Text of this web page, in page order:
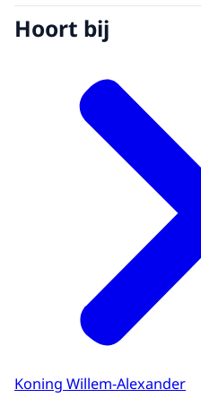
Hoort bij
Koning Willem-Alexander